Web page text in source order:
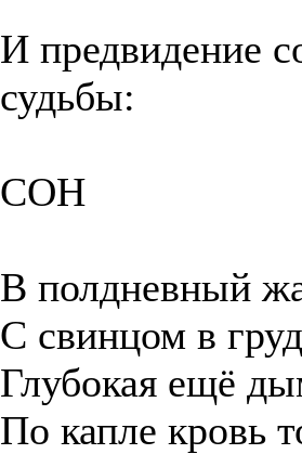
И предвидение
судьбы:
СОН
В полдневный
С свинцом в
Глубокая ещё
По капле кровь